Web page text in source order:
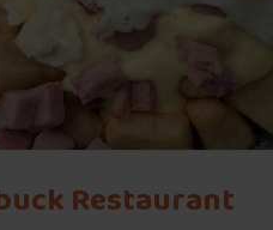
Restaurant